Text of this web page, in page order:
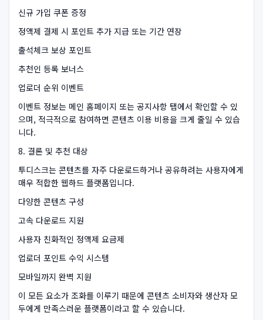
신규 가입 쿠폰 증정
정액제 결제 시 포인트 추가 지급 또는 기간 연장
출석체크 보상 포인트
추천인 등록 보너스
업로더 순위 이벤트
이벤트 정보는 메인 홈페이지 또는 공지사항 탭에서 확인할 수 있
으며, 적극적으로 참여하면 콘텐츠 이용 비용을 크게 줄일 수 있습
니다.
8. 결론 및 추천 대상
투디스크는 콘텐츠를 자주 다운로드하거나 공유하려는 사용자에게
매우 적합한 웹하드 플랫폼입니다.
다양한 콘텐츠 구성
고속 다운로드 지원
사용자 친화적인 정액제 요금제
업로더 포인트 수익 시스템
모바일까지 완벽 지원
이 모든 요소가 조화를 이루기 때문에 콘텐츠 소비자와 생산자 모
두에게 만족스러운 플랫폼이라고 할 수 있습니다.